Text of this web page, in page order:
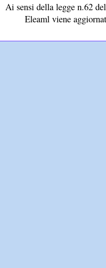
Ai sensi della legge n.62
Eleaml viene